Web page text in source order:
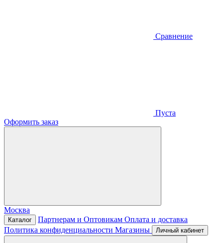
Сравнение
Пуста
Оформить заказ
Москва
Каталог Партнерам и Оптовикам Оплата и доставка
Политика конфиденциальности Магазины Личный кабинет